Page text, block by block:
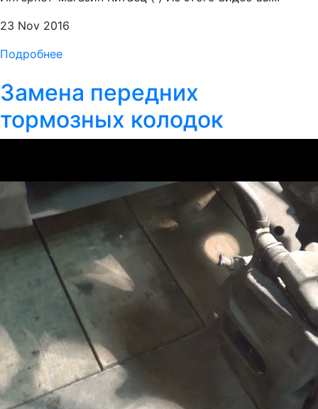
23 Nov 2016
Подробнее
Замена передних
тормозных колодок